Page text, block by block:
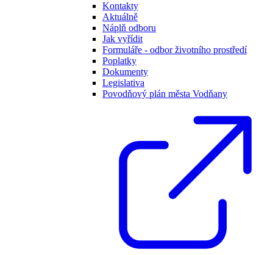
Kontakty
Aktuálně
Náplň odboru
Jak vyřídit
Formuláře - odbor životního prostředí
Poplatky
Dokumenty
Legislativa
Povodňový plán města Vodňany